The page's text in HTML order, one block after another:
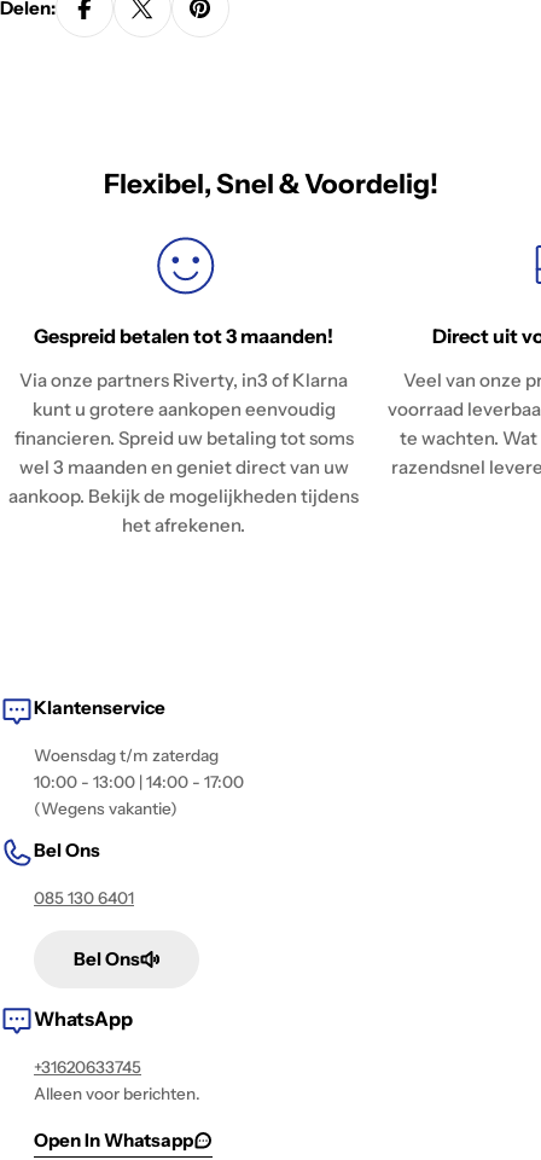
Delen:
Flexibel, Snel & Voordelig!
Gespreid betalen tot 3 maanden!
Via onze partners Riverty, in3 of Klarna
kunt u grotere aankopen eenvoudig
financieren. Spreid uw betaling tot soms
wel 3 maanden en geniet direct van uw
aankoop. Bekijk de mogelijkheden tijdens
het afrekenen.
Direct uit
Veel van onze
voorraad
te wachten.
razendsnel
Klantenservice
Woensdag t/m zaterdag
10:00 - 13:00 | 14:00 - 17:00
(Wegens vakantie)
Bel Ons
085 130 6401
Bel Ons
WhatsApp
+31620633745
Alleen voor berichten.
Open In Whatsapp